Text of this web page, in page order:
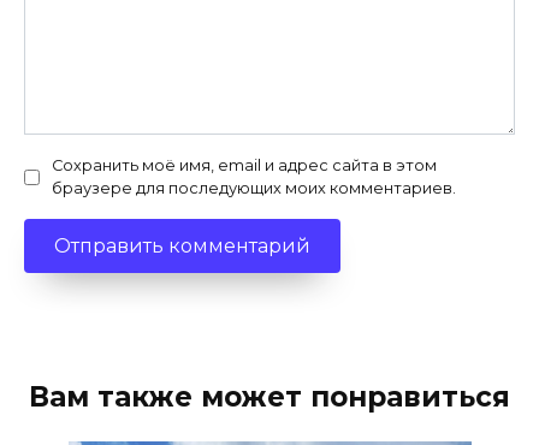
Сохранить моё имя, email и адрес сайта в этом
браузере для последующих моих комментариев.
Вам также может понравиться